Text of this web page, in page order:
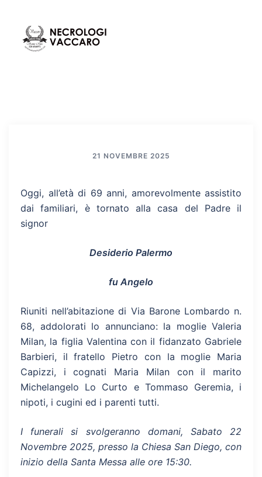
contenuto
21 NOVEMBRE 2025
Oggi, all’età di 69 anni, amorevolmente assistito
dai familiari, è tornato alla casa del Padre il
signor
Desiderio Palermo
fu Angelo
Riuniti nell’abitazione di Via Barone Lombardo n.
68, addolorati lo annunciano: la moglie Valeria
Milan, la figlia Valentina con il fidanzato Gabriele
Barbieri, il fratello Pietro con la moglie Maria
Capizzi, i cognati Maria Milan con il marito
Michelangelo Lo Curto e Tommaso Geremia, i
nipoti, i cugini ed i parenti tutti.
I funerali si svolgeranno domani, Sabato 22
Novembre 2025, presso la Chiesa San Diego, con
inizio della Santa Messa alle ore 15:30.